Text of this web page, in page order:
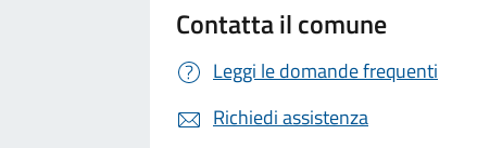
Contatta il comune
Leggi le domande frequenti
Richiedi assistenza